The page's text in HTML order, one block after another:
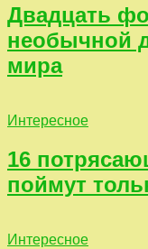
Двадцать
необычной
мира
Интересное
16
поймут
Интересное